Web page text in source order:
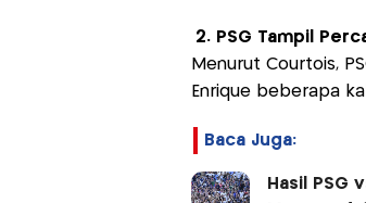
2. PSG Tampil
Menurut Courtois,
Enrique beberapa
Baca Juga:
Hasil PSG